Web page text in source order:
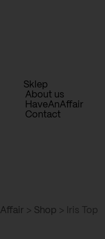
Sklep
About us
HaveAnAffair
Contact
Affair > Shop > Iris Top